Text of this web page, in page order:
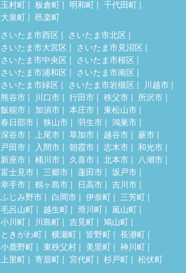
玉村町
板倉町 明和町
千代田町
大泉町
邑楽町
さいたま市西区
さいたま市北区
さいたま市大宮区
さいたま市見沼区
さいたま市中央区
さいたま市桜区
さいたま市浦和区
さいたま市南区
さいたま市緑区
さいたま市岩槻区
川越市
熊谷市
川口市 行田市 秩父市
所沢市
飯能市
加須市 本庄市
東松山市
春日部市
狭山市 羽生市
鴻巣市
深谷市
上尾市 草加市 越谷市
蕨市
戸田市
入間市 朝霞市 志木市
和光市
新座市
桶川市 久喜市 北本市
八潮市
富士見市
三郷市 蓮田市
坂戸市
幸手市
鶴ヶ島市 日高市
吉川市
ふじみ野市
白岡市 伊奈町
三芳町
毛呂山町
越生町 滑川町
嵐山町
小川町
川島町 吉見町
鳩山町
ときがわ町
横瀬町 皆野町
長瀞町
小鹿野町
東秩父村 美里町
神川町
上里町
寄居町 宮代町 杉戸町
松伏町